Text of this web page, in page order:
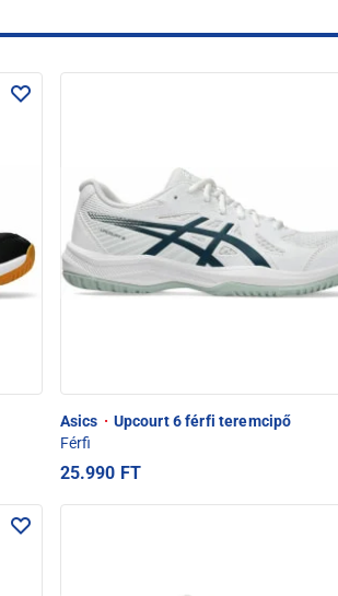
Asics · Upcourt 6 férfi teremcipő
Férfi
25.990 FT